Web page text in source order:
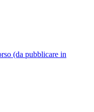
(da pubblicare in